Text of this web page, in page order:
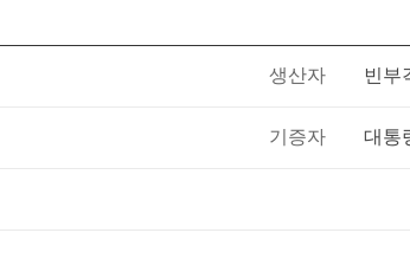
생산자 빈부
기증자 대통